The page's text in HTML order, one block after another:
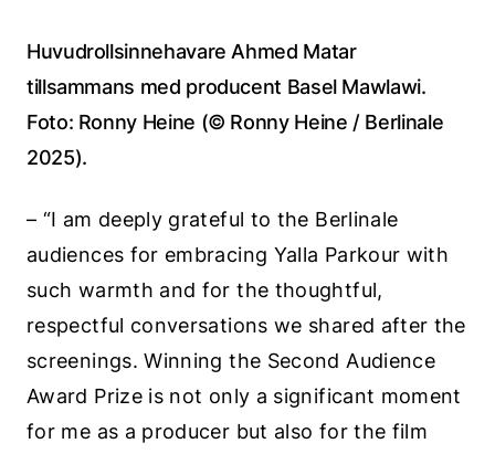
Huvudrollsinnehavare Ahmed Matar
tillsammans med producent Basel Mawlawi.
Foto: Ronny Heine (© Ronny Heine / Berlinale
2025).
– “I am deeply grateful to the Berlinale
audiences for embracing Yalla Parkour with
such warmth and for the thoughtful,
respectful conversations we shared after the
screenings. Winning the Second Audience
Award Prize is not only a significant moment
for me as a producer but also for the film